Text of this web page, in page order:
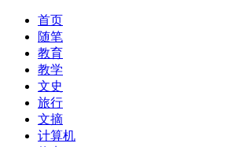
首页
随笔
教育
教学
文史
旅行
文摘
计算机